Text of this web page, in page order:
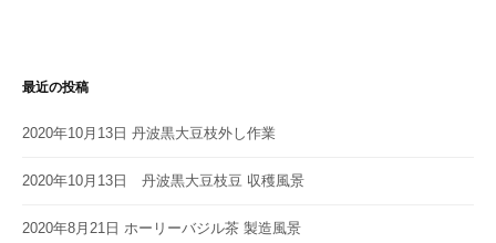
最近の投稿
2020年10月13日 丹波黒大豆枝外し作業
2020年10月13日 丹波黒大豆枝豆 収穫風景
2020年8月21日 ホーリーバジル茶 製造風景